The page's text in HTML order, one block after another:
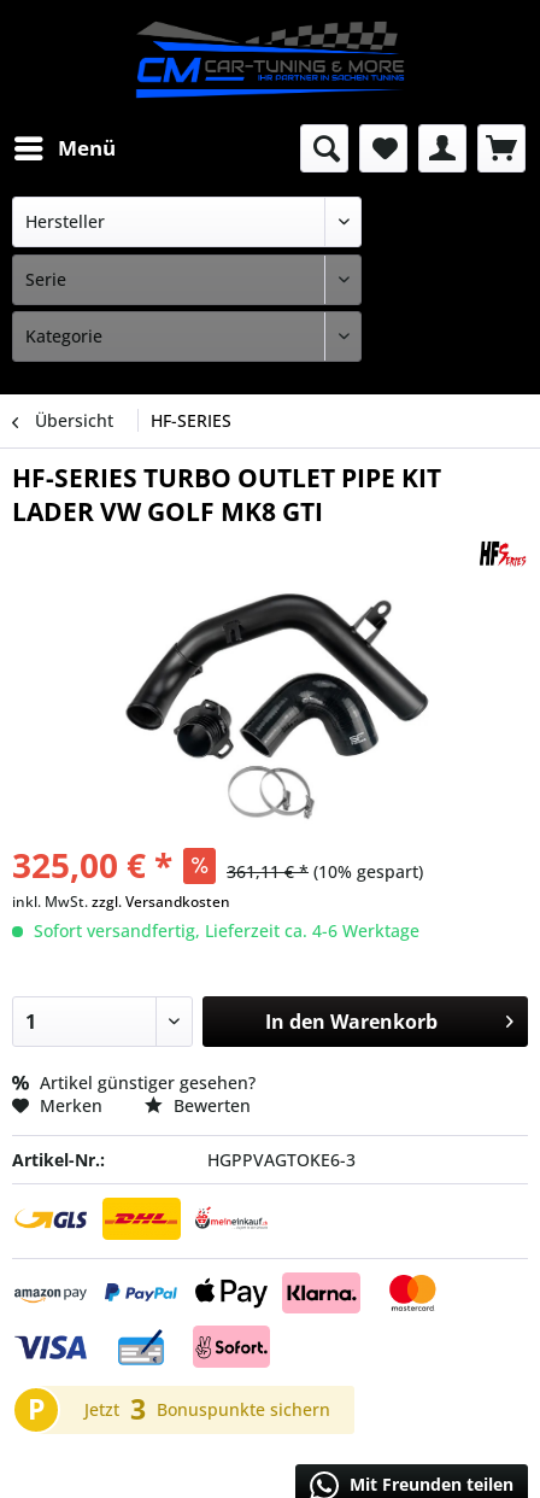
Menü
Übersicht HF-SERIES
HF-SERIES TURBO OUTLET PIPE KIT
LADER VW GOLF MK8 GTI
325,00 € * 361,11 € * (10% gespart)
inkl. MwSt.zzgl. Versandkosten
Sofort versandfertig, Lieferzeit ca. 4-6 Werktage
In den Warenkorb
Artikel günstiger gesehen?
Merken
Bewerten
Artikel-Nr.: HGPPVAGTOKE6-3
P Jetzt 3 Bonuspunkte sichern
Mit Freunden teilen